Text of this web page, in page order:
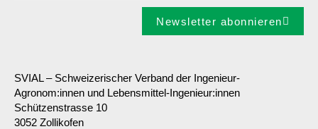
Newsletter abonnieren
SVIAL – Schweizerischer Verband der Ingenieur-
Agronom:innen und Lebensmittel-Ingenieur:innen
Schützenstrasse 10
3052 Zollikofen